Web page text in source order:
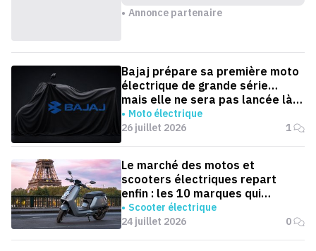
Annonce partenaire
Bajaj prépare sa première moto
électrique de grande série…
mais elle ne sera pas lancée là
où on l'attend
Moto électrique
26 juillet 2026
1
Le marché des motos et
scooters électriques repart
enfin : les 10 marques qui
dominent la France
Scooter électrique
24 juillet 2026
0